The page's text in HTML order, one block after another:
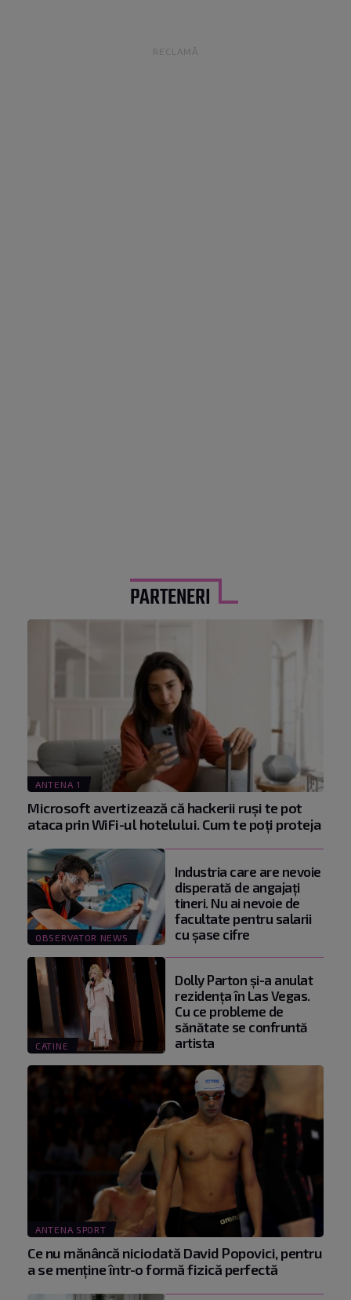
RECLAMĂ
PARTENERI
ANTENA 1
Microsoft avertizează că hackerii ruși te pot
ataca prin WiFi-ul hotelului. Cum te poți proteja
OBSERVATOR NEWS
Industria care are nevoie
disperată de angajaţi
tineri. Nu ai nevoie de
facultate pentru salarii
cu şase cifre
CATINE
Dolly Parton și-a anulat
rezidența în Las Vegas.
Cu ce probleme de
sănătate se confruntă
artista
ANTENA SPORT
Ce nu mănâncă niciodată David Popovici, pentru
a se menţine într-o formă fizică perfectă